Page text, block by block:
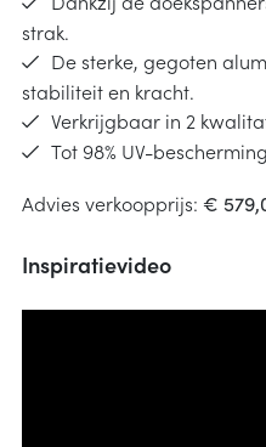
strak.
De sterke, gegoten
stabiliteit en kracht.
Verkrijgbaar in 2
Tot 98% UV-
Advies verkoopprijs: €
Inspiratievideo